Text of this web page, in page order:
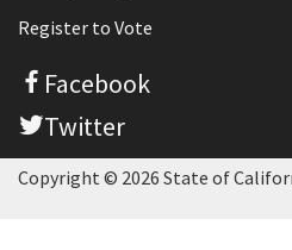
Register to Vote
Facebook
Twitter
Copyright © 2026 State of